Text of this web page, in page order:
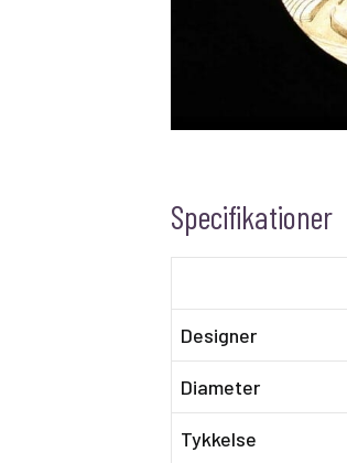
Specifikationer
Designer
Diameter
Tykkelse